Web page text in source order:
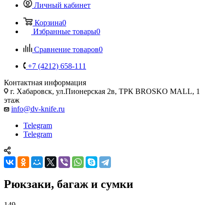
Личный кабинет
Корзина0
Избранные товары0
Сравнение товаров0
+7 (4212) 658-111
Контактная информация
г. Хабаровск, ул.Пионерская 2в, ТРК BROSKO MALL, 1
этаж
info@dv-knife.ru
Telegram
Telegram
Рюкзаки, багаж и сумки